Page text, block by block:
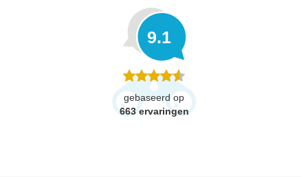
9.1
gebaseerd op
663 ervaringen